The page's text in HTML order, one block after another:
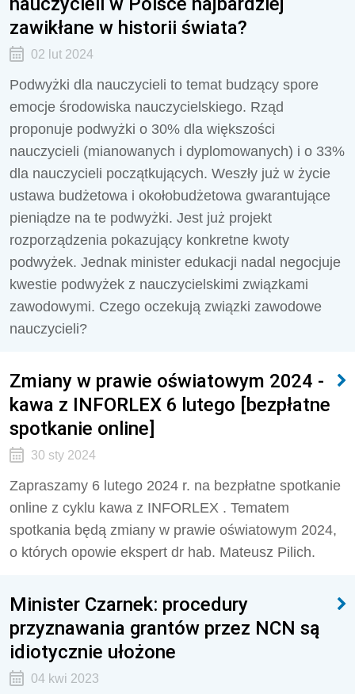
zawikłane w historii świata?
02 lut 2024
Podwyżki dla nauczycieli to temat budzący spore
emocje środowiska nauczycielskiego. Rząd
proponuje podwyżki o 30% dla większości
nauczycieli (mianowanych i dyplomowanych) i o 33%
dla nauczycieli początkujących. Weszły już w życie
ustawa budżetowa i okołobudżetowa gwarantujące
pieniądze na te podwyżki. Jest już projekt
rozporządzenia pokazujący konkretne kwoty
podwyżek. Jednak minister edukacji nadal negocjuje
kwestie podwyżek z nauczycielskimi związkami
zawodowymi. Czego oczekują związki zawodowe
nauczycieli?
Zmiany w prawie oświatowym 2024 -
kawa z INFORLEX 6 lutego [bezpłatne
spotkanie online]
30 sty 2024
Zapraszamy 6 lutego 2024 r. na bezpłatne spotkanie
online z cyklu kawa z INFORLEX . Tematem
spotkania będą zmiany w prawie oświatowym 2024,
o których opowie ekspert dr hab. Mateusz Pilich.
Minister Czarnek: procedury
przyznawania grantów przez NCN są
idiotycznie ułożone
04 kwi 2023